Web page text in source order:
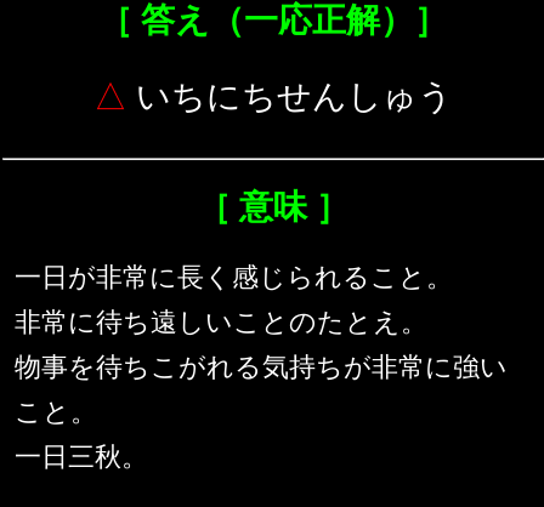
［ 答え（一応正解）］
△ いちにちせんしゅう
［ 意味 ］
一日が非常に長く感じられること。
非常に待ち遠しいことのたとえ。
物事を待ちこがれる気持ちが非常に強い
こと。
一日三秋。